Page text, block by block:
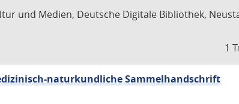
und Medien, Deutsche Digitale Bibliothek,
1
naturkundliche Sammelhandschrift